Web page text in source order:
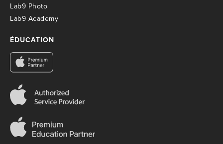
Lab9 Photo
Lab9 Academy
ÉDUCATION